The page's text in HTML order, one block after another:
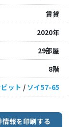
賃貸
2020年
29部屋
8階
ット / ソイ57-65
情報を印刷する